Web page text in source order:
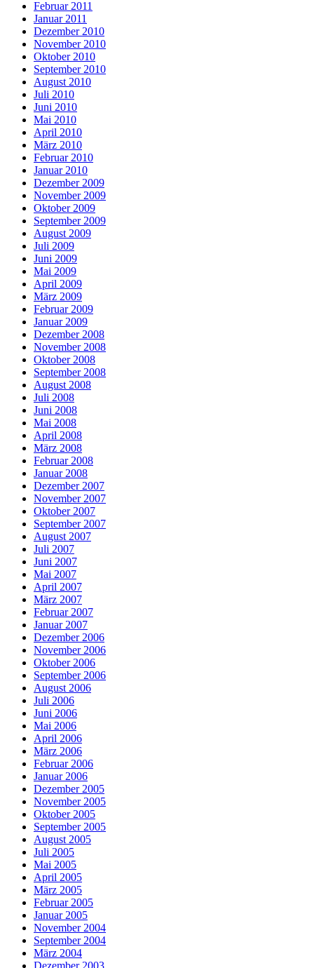
Februar 2011
Januar 2011
Dezember 2010
November 2010
Oktober 2010
September 2010
August 2010
Juli 2010
Juni 2010
Mai 2010
April 2010
März 2010
Februar 2010
Januar 2010
Dezember 2009
November 2009
Oktober 2009
September 2009
August 2009
Juli 2009
Juni 2009
Mai 2009
April 2009
März 2009
Februar 2009
Januar 2009
Dezember 2008
November 2008
Oktober 2008
September 2008
August 2008
Juli 2008
Juni 2008
Mai 2008
April 2008
März 2008
Februar 2008
Januar 2008
Dezember 2007
November 2007
Oktober 2007
September 2007
August 2007
Juli 2007
Juni 2007
Mai 2007
April 2007
März 2007
Februar 2007
Januar 2007
Dezember 2006
November 2006
Oktober 2006
September 2006
August 2006
Juli 2006
Juni 2006
Mai 2006
April 2006
März 2006
Februar 2006
Januar 2006
Dezember 2005
November 2005
Oktober 2005
September 2005
August 2005
Juli 2005
Mai 2005
April 2005
März 2005
Februar 2005
Januar 2005
November 2004
September 2004
März 2004